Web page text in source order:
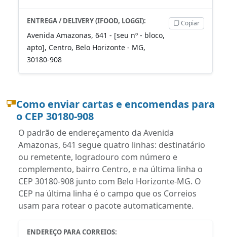
ENTREGA / DELIVERY (IFOOD, LOGGI):
Avenida Amazonas, 641 - [seu nº - bloco,
apto], Centro, Belo Horizonte - MG,
30180-908
Copiar
Como enviar cartas e encomendas para
o CEP 30180-908
O padrão de endereçamento da Avenida
Amazonas, 641 segue quatro linhas: destinatário
ou remetente, logradouro com número e
complemento, bairro Centro, e na última linha o
CEP 30180-908 junto com Belo Horizonte-MG. O
CEP na última linha é o campo que os Correios
usam para rotear o pacote automaticamente.
ENDEREÇO PARA CORREIOS: